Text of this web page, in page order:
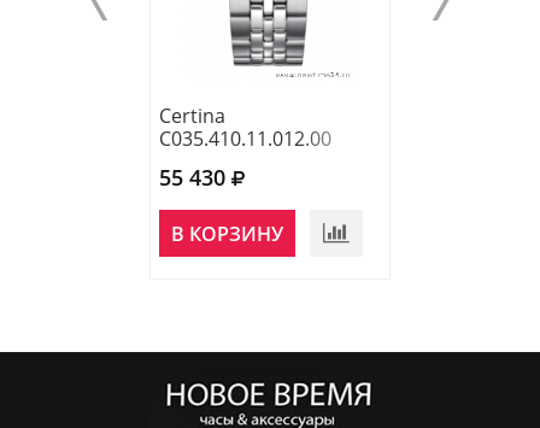
Certina
C035.410.11.012.00
55 430
В КОРЗИНУ